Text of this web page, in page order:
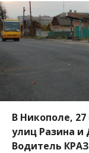
В Никополе, 27
улиц Разина и
Водитель